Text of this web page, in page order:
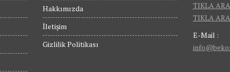
Hakkımızda
İletişim
Gizlilik Politikası
TIKLA ARA
TIKLA ARA
E-Mail :